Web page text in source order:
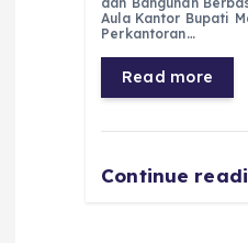
b
o
o
k
A
p
p
r
a
m
Aula Kantor Bupati
Perkantoran…
Read more
Continue